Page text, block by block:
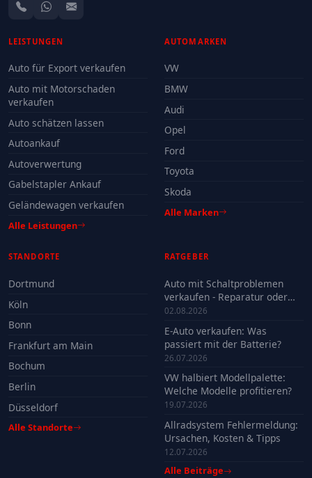
LEISTUNGEN
Auto für Export verkaufen
Auto mit Motorschaden
verkaufen
Auto schätzen lassen
Autoankauf
Autoverwertung
Gabelstapler Ankauf
Geländewagen verkaufen
Alle Leistungen
AUTOMARKEN
VW
BMW
Audi
Opel
Ford
Toyota
Skoda
Alle Marken
STANDORTE
Dortmund
Köln
Bonn
Frankfurt am Main
Bochum
Berlin
Düsseldorf
Alle Standorte
RATGEBER
Auto mit Schaltproblemen
verkaufen - Reparatur oder
Verkauf?
02.08.2026
E-Auto verkaufen: Was
passiert mit der Batterie?
26.07.2026
VW halbiert Modellpalette:
Welche Modelle profitieren?
19.07.2026
Allradsystem Fehlermeldung:
Ursachen, Kosten & Tipps
12.07.2026
Alle Beiträge